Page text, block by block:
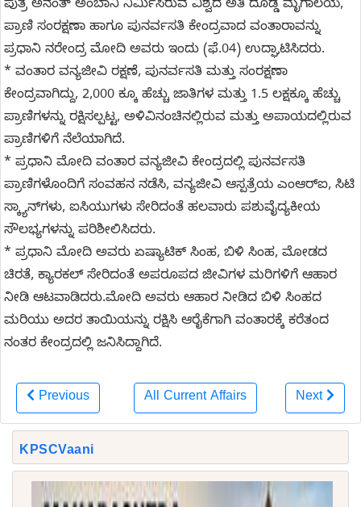
ಪುತ್ರ ಅನಂತ್​ ಅಂಬಾನಿ ನಿರ್ಮಿಸಿರುವ ವಿಶ್ವದ ಅತಿ ದೊಡ್ಡ ಮೃಗಾಲಯ,
ಪ್ರಾಣಿ ಸಂರಕ್ಷಣಾ ಹಾಗೂ ಪುನರ್ವಸತಿ ಕೇಂದ್ರವಾದ ವಂತಾರಾವನ್ನು
ಪ್ರಧಾನಿ ನರೇಂದ್ರ ಮೋದಿ ಅವರು ಇಂದು (ಫೆ.04) ಉದ್ಘಾಟಿಸಿದರು.
* ವಂತಾರ ವನ್ಯಜೀವಿ ರಕ್ಷಣೆ, ಪುನರ್ವಸತಿ ಮತ್ತು ಸಂರಕ್ಷಣಾ
ಕೇಂದ್ರವಾಗಿದ್ದು, 2,000 ಕ್ಕೂ ಹೆಚ್ಚು ಜಾತಿಗಳ ಮತ್ತು 1.5 ಲಕ್ಷಕ್ಕೂ ಹೆಚ್ಚು
ಪ್ರಾಣಿಗಳನ್ನು ರಕ್ಷಿಸಲ್ಪಟ್ಟ, ಅಳಿವಿನಂಚಿನಲ್ಲಿರುವ ಮತ್ತು ಅಪಾಯದಲ್ಲಿರುವ
ಪ್ರಾಣಿಗಳಿಗೆ ನೆಲೆಯಾಗಿದೆ.
* ಪ್ರಧಾನಿ ಮೋದಿ ವಂತಾರ ವನ್ಯಜೀವಿ ಕೇಂದ್ರದಲ್ಲಿ ಪುನರ್ವಸತಿ
ಪ್ರಾಣಿಗಳೊಂದಿಗೆ ಸಂವಹನ ನಡೆಸಿ, ವನ್ಯಜೀವಿ ಆಸ್ಪತ್ರೆಯ ಎಂಆರ್‌ಐ, ಸಿಟಿ
ಸ್ಕ್ಯಾನ್‌ಗಳು, ಐಸಿಯುಗಳು ಸೇರಿದಂತೆ ಹಲವಾರು ಪಶುವೈದ್ಯಕೀಯ
ಸೌಲಭ್ಯಗಳನ್ನು ಪರಿಶೀಲಿಸಿದರು.
* ಪ್ರಧಾನಿ ಮೋದಿ ಅವರು ಏಷ್ಯಾಟಿಕ್ ಸಿಂಹ, ಬಿಳಿ ಸಿಂಹ, ಮೋಡದ
ಚಿರತೆ, ಕ್ಯಾರಕಲ್ ಸೇರಿದಂತೆ ಅಪರೂಪದ ಜೀವಿಗಳ ಮರಿಗಳಿಗೆ ಆಹಾರ
ನೀಡಿ ಆಟವಾಡಿದರು.ಮೋದಿ ಅವರು ಆಹಾರ ನೀಡಿದ ಬಿಳಿ ಸಿಂಹದ
ಮರಿಯು ಅದರ ತಾಯಿಯನ್ನು ರಕ್ಷಿಸಿ ಆರೈಕೆಗಾಗಿ ವಂತಾರಕ್ಕೆ ಕರೆತಂದ
ನಂತರ ಕೇಂದ್ರದಲ್ಲಿ ಜನಿಸಿದ್ದಾಗಿದೆ.
Previous All Current Affairs Next
KPSCVaani